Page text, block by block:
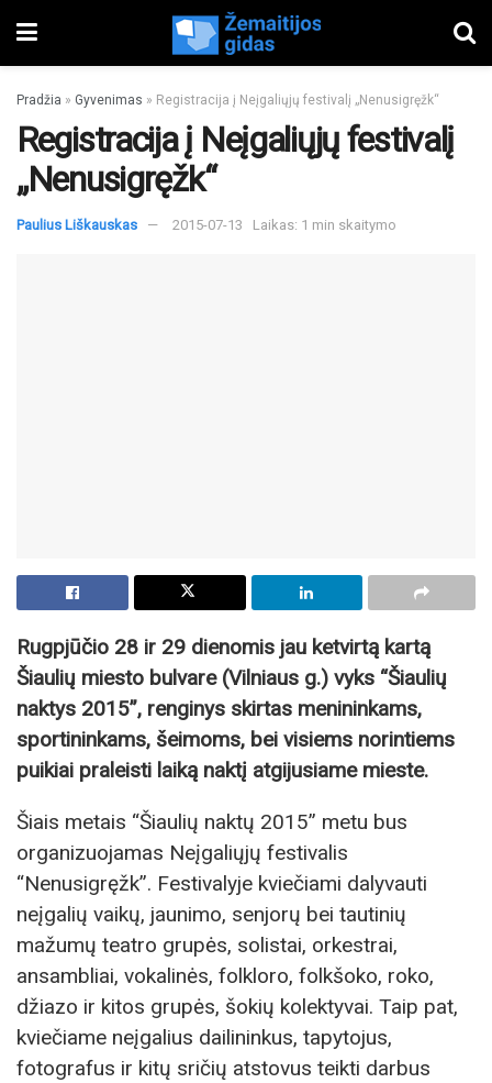
Pradžia » Gyvenimas » Registracija į Neįgaliųjų festivalį „Nenusigręžk“
Registracija į Neįgaliųjų festivalį
„Nenusigręžk“
Paulius Liškauskas 2015-07-13 Laikas: 1 min skaitymo
Rugpjūčio 28 ir 29 dienomis jau ketvirtą kartą
Šiaulių miesto bulvare (Vilniaus g.) vyks “Šiaulių
naktys 2015”, renginys skirtas menininkams,
sportininkams, šeimoms, bei visiems norintiems
puikiai praleisti laiką naktį atgijusiame mieste.
Šiais metais “Šiaulių naktų 2015” metu bus
organizuojamas Neįgaliųjų festivalis
“Nenusigręžk”. Festivalyje kviečiami dalyvauti
neįgalių vaikų, jaunimo, senjorų bei tautinių
mažumų teatro grupės, solistai, orkestrai,
ansambliai, vokalinės, folkloro, folkšoko, roko,
džiazo ir kitos grupės, šokių kolektyvai. Taip pat,
kviečiame neįgalius dailininkus, tapytojus,
fotografus ir kitų sričių atstovus teikti darbus